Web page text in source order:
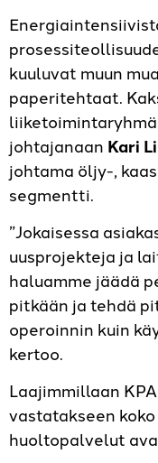
kuuluvat muun
paperitehtaat.
johtajanaan Kari
johtama öljy-,
segmentti.
”Jokaisessa
uusprojekteja ja
haluamme jäädä
pitkään ja tehdä
operoinnin kuin
kertoo.
Laajimmillaan
vastatakseen
huoltopalvelut